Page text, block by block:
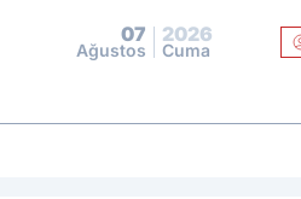
07
Ağustos
2026
Cuma